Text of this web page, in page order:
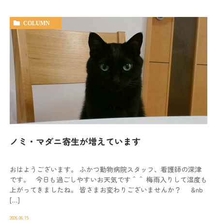
COLUMN
ノミ・マダニ寄生が増えています
おはようございます。 ふかつ動物病院スタッフ、看護師の深津
です。 今日も過ごしやすいお天気です＾＾ 梅雨入りして湿度も
上がってきましたね。 皆さまお変わりございませんか？ &nb
[…]
2026.06.15